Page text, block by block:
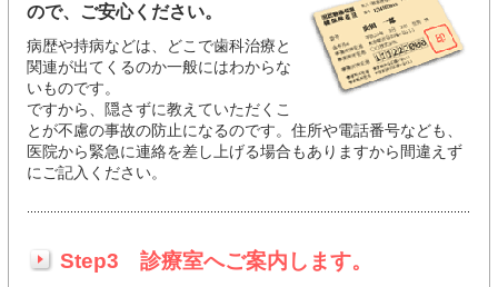
ので、ご安心ください。
病歴や持病などは、どこで歯科治療と
関連が出てくるのか一般にはわからな
いものです。
ですから、隠さずに教えていただくこ
とが不慮の事故の防止になるのです。住所や電話番号なども、
医院から緊急に連絡を差し上げる場合もありますから間違えず
にご記入ください。
Step3 診療室へご案内します。